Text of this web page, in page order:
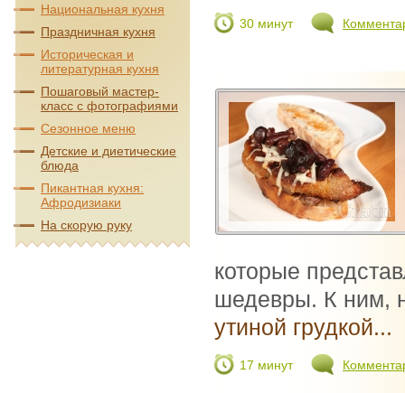
30 минут
которые
шедевры. К ним,
утиной грудкой...
17 минут
Национальная кухня
Праздничная кухня
Историческая и
литературная кухня
Пошаговый мастер-
класс с фотографиями
Сезонное меню
Детские и диетические
блюда
Пикантная кухня:
Афродизиаки
На скорую руку